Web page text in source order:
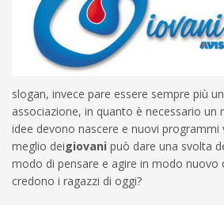
slogan, invece pare essere sempre più
associazione, in quanto è necessario un
idee devono nascere e nuovi programmi
meglio deigiovani può dare una svolta
modo di pensare e agire in modo nuovo
credono i ragazzi di oggi?